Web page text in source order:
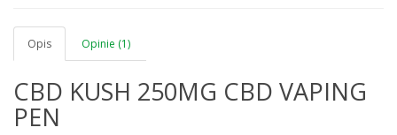
Opis Opinie (1)
CBD KUSH 250MG CBD VAPING
PEN